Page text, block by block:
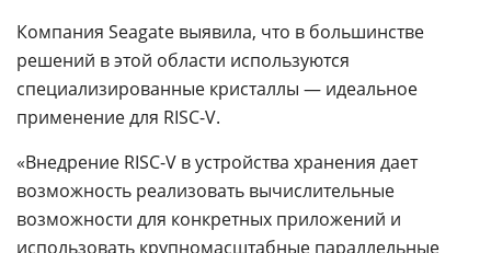
Компания Seagate выявила, что в большинстве
решений в этой области используются
специализированные кристаллы — идеальное
применение для RISC-V.
«Внедрение RISC-V в устройства хранения дает
возможность реализовать вычислительные
возможности для конкретных приложений и
использовать крупномасштабные параллельные